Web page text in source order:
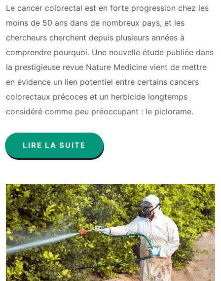
Le cancer colorectal est en forte progression chez les
moins de 50 ans dans de nombreux pays, et les
chercheurs cherchent depuis plusieurs années à
comprendre pourquoi. Une nouvelle étude publiée dans
la prestigieuse revue Nature Medicine vient de mettre
en évidence un lien potentiel entre certains cancers
colorectaux précoces et un herbicide longtemps
considéré comme peu préoccupant : le piclorame.
LIRE LA SUITE